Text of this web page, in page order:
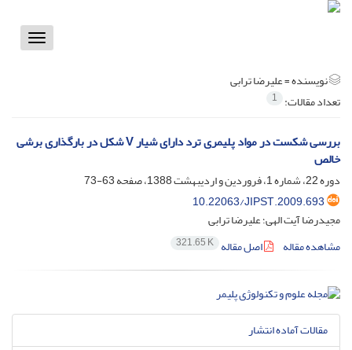
Toggle
نویسنده =علیرضا ترابی
تعداد مقالات: 1
بررسی شکست در مواد پلیمری ترد دارای شیار V شکل در بارگذاری برشی
خالص
دوره 22، شماره 1، فروردین و اردیبهشت 1388، صفحه
63-73
10.22063/JIPST.2009.693
مجیدرضا آیت الهی؛ علیرضا ترابی
مشاهده مقاله
اصل مقاله 321.65 K
مقالات آماده انتشار